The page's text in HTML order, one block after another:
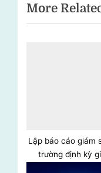
viết
i
o
:
x
t
More
Lập báo cáo giám
trường định kỳ